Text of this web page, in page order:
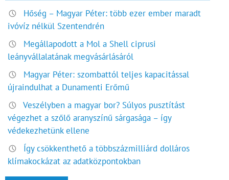
Hőség – Magyar Péter: több ezer ember maradt
ivóvíz nélkül Szentendrén
Megállapodott a Mol a Shell ciprusi
leányvállalatának megvásárlásáról
Magyar Péter: szombattól teljes kapacitással
újraindulhat a Dunamenti Erőmű
Veszélyben a magyar bor? Súlyos pusztítást
végezhet a szőlő aranyszínű sárgasága – így
védekezhetünk ellene
Így csökkenthető a többszázmilliárd dolláros
klímakockázat az adatközpontokban